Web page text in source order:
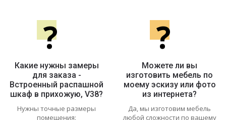
?
Какие нужны замеры
для заказа -
Встроенный распашной
шкаф в прихожую, V38?
Нужны точные размеры
помещения:
?
Можете ли вы
изготовить мебель по
моему эскизу или фото
из интернета?
Да, мы изготовим мебель
любой сложности по вашему